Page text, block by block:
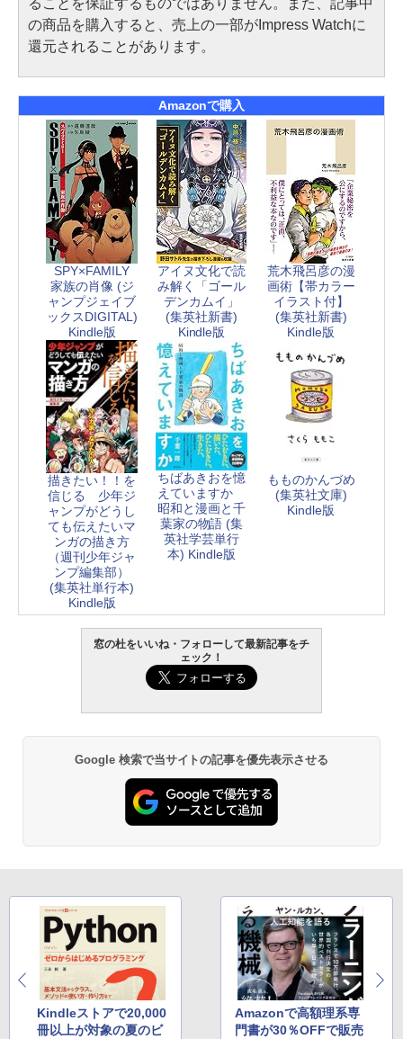
ることを保証するものではありません。また、記事中
の商品を購入すると、売上の一部がImpress Watchに
還元されることがあります。
Amazonで購入
SPY×FAMILY
家族の肖像 (ジ
ャンプジェイブ
ックスDIGITAL)
Kindle版
アイヌ文化で読
み解く「ゴール
デンカムイ」
(集英社新書)
Kindle版
荒木飛呂彦の漫
画術【帯カラー
イラスト付】
(集英社新書)
Kindle版
描きたい！！を
信じる 少年ジ
ャンプがどうし
ても伝えたいマ
ンガの描き方
（週刊少年ジャ
ンプ編集部）
(集英社単行本)
Kindle版
ちばあきおを憶
えていますか
昭和と漫画と千
葉家の物語 (集
英社学芸単行
本) Kindle版
もものかんづめ
(集英社文庫)
Kindle版
窓の杜をいいね・フォローして最新記事をチ
ェック！
Google 検索で当サイトの記事を優先表示させる
Kindleストアで20,000
冊以上が対象の夏のビ
Amazonで高額理系専
門書が30％OFFで販売